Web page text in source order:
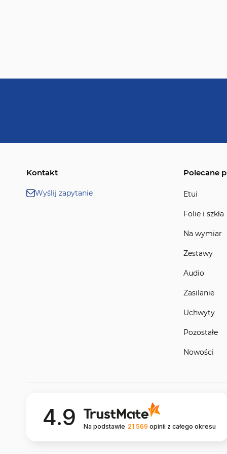
Kontakt
Wyślij zapytanie
Polecane
Etui
Folie i szkła
Na wymiar
Zestawy
Audio
Zasilanie
Uchwyty
Pozostałe
Nowości
4.9 Na podstawie 21 569 opinii z całego okresu